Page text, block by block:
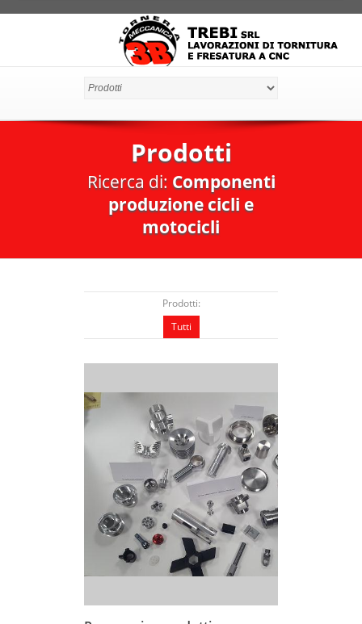
Per informazioni chiama ll numero :
+39.049.5747140
Prodotti
Ricerca di: Componenti
produzione cicli e
motocicli
Prodotti:
Tutti